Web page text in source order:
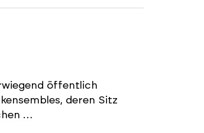
öffentlich
deren Sitz
…